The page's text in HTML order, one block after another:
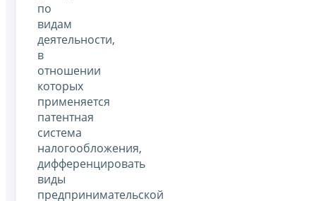
по
видам
деятельности,
в
отношении
которых
применяется
патентная
система
налогообложения,
дифференцировать
виды
предпринимательской